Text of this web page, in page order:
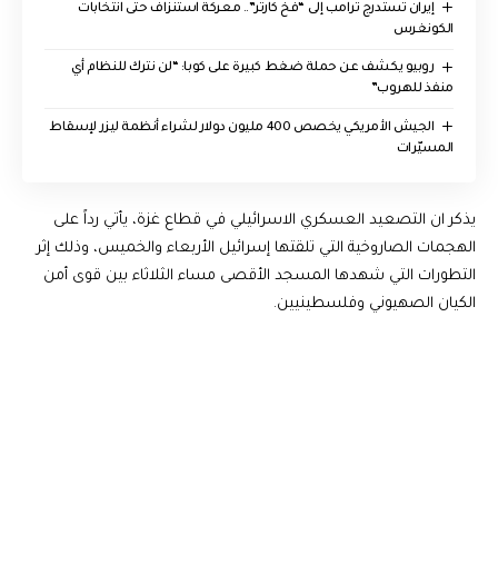
إيران تستدرج ترامب إلى “فخ كارتر”.. معركة استنزاف حتى انتخابات
الكونغرس
روبيو يكشف عن حملة ضغط كبيرة على كوبا: “لن نترك للنظام أي
منفذ للهروب”
الجيش الأمريكي يخصص 400 مليون دولار لشراء أنظمة ليزر لإسقاط
المسيّرات
يذكر ان التصعيد العسكري الاسرائيلي في قطاع غزة، يأتي رداً على
الهجمات الصاروخية التي تلقتها إسرائيل الأربعاء والخميس، وذلك إثر
التطورات التي شهدها المسجد الأقصى مساء الثلاثاء بين قوى أمن
الكيان الصهيوني وفلسطينيين.